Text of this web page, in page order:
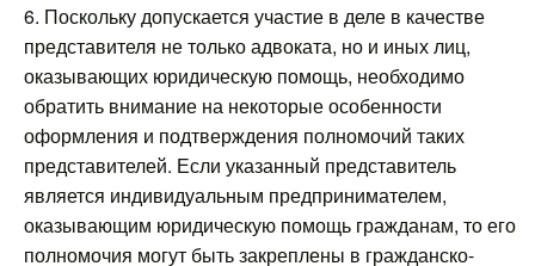
6. Поскольку допускается участие в деле в качестве
представителя не только адвоката, но и иных лиц,
оказывающих юридическую помощь, необходимо
обратить внимание на некоторые особенности
оформления и подтверждения полномочий таких
представителей. Если указанный представитель
является индивидуальным предпринимателем,
оказывающим юридическую помощь гражданам, то его
полномочия могут быть закреплены в гражданско-